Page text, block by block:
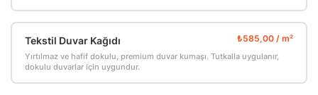
Tekstil Duvar Kağıdı
Yırtılmaz ve hafif dokulu, premium duvar kumaşı. Tutkalla uygulanır,
dokulu duvarlar için uygundur.